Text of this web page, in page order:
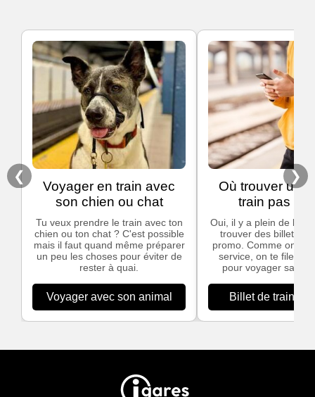
❮
Voyager en train avec
son chien ou chat
Tu veux prendre le train avec ton
chien ou ton chat ? C'est possible
mais il faut quand même préparer
un peu les choses pour éviter de
rester à quai.
Voyager avec son animal
Où trouver un
train pas
Oui, il y a plein de bon
trouver des billets
promo. Comme on
service, on te file nos
pour voyager sans
Billet de train
❯